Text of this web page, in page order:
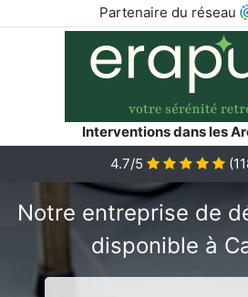
Partenaire du réseau
Interventions dans les
4.7/5
(
Notre entreprise de
disponible à